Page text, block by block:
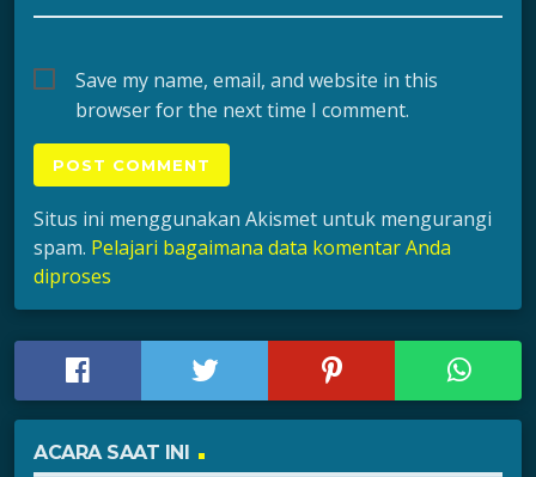
Save my name, email, and website in this
browser for the next time I comment.
Situs ini menggunakan Akismet untuk mengurangi
spam. Pelajari bagaimana data komentar Anda
diproses
ACARA SAAT INI